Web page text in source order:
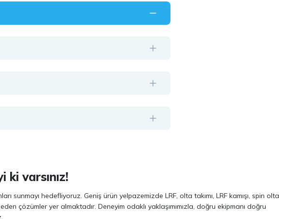
varsınız!
sunmayı hedefliyoruz. Geniş ürün yelpazemizde LRF, olta takımı, LRF kamışı, spin olta
çözümler yer almaktadır. Deneyim odaklı yaklaşımımızla, doğru ekipmanı doğru